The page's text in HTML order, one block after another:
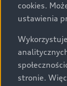
informacji
Audi.
Wszystkie
są
względem
określone w
cookies.
ustawienia
stronie.